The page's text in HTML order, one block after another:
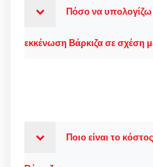
Πόσο να υπολογίζω
εκκένωση Βάρκιζα σε σχέση
Ποιο είναι το